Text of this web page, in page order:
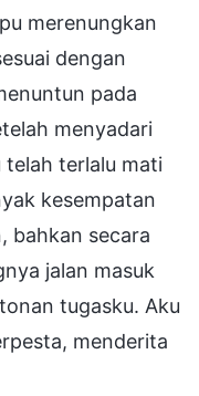
merenungkan
dengan
pada
menyadari
telah terlalu mati
kesempatan
bahkan secara
jalan masuk
tugasku. Aku
menderita